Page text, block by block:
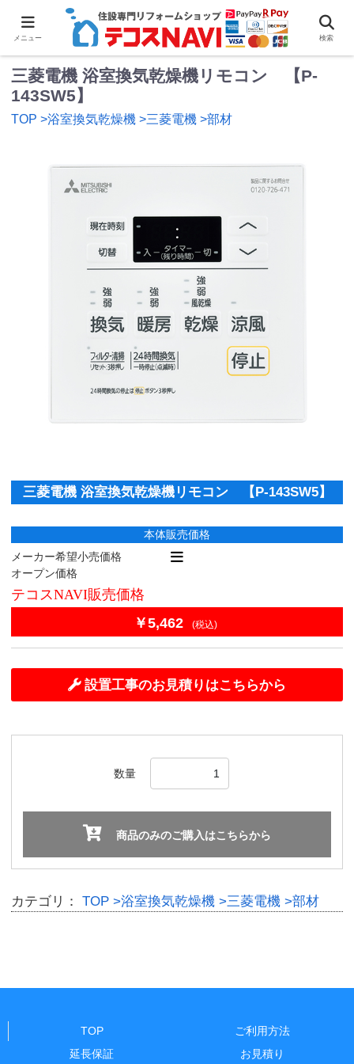
三菱電機 浴室換気乾燥機リモコン 【P-
143SW5】
TOP >浴室換気乾燥機 >三菱電機 >部材
三菱電機 浴室換気乾燥機リモコン 【P-143SW5】
本体販売価格
メーカー希望小売価格
オープン価格
テコスNAVI販売価格
￥5,462
(税込)
数量
商品のみのご購入はこちらから
カテゴリ： TOP >浴室換気乾燥機 >三菱電機 >部材
TOP
ご利用方法
延長保証
お見積り
メニュー 検索